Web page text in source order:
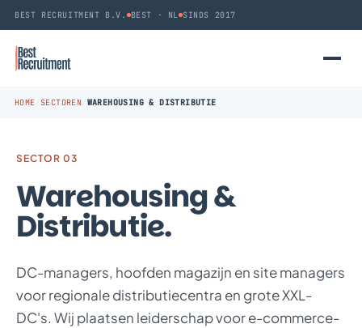
BEST RECRUITMENT B.V. BEST · NL SINDS 2017
HOME /SECTOREN WAREHOUSING & DISTRIBUTIE
SECTOR 03
Warehousing &
Distributie.
DC-managers, hoofden magazijn en site managers
voor regionale distributiecentra en grote XXL-
DC's. Wij plaatsen leiderschap voor e-commerce-